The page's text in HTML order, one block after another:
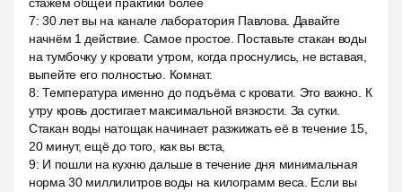
7:30 лет вы на канале лаборатория Павлова. Давайте
начнём 1 действие. Самое простое. Поставьте стакан воды
на тумбочку у кровати утром, когда проснулись, не вставая,
выпейте его полностью. Комнат.
8:Температура именно до подъёма с кровати. Это важно. К
утру кровь достигает максимальной вязкости. За сутки.
Стакан воды натощак начинает разжижать её в течение 15,
20 минут, ещё до того, как вы вста,
9: И пошли на кухню дальше в течение дня минимальная
норма 30 миллилитров воды на килограмм веса. Если вы